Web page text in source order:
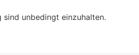
sind unbedingt einzuhalten.